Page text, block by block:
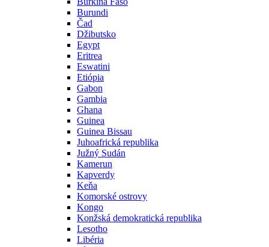
Burundi
Čad
Džibutsko
Egypt
Eritrea
Eswatini
Etiópia
Gabon
Gambia
Ghana
Guinea
Guinea Bissau
Juhoafrická republika
Južný Sudán
Kamerun
Kapverdy
Keňa
Komorské ostrovy
Kongo
Konžská demokratická republika
Lesotho
Libéria